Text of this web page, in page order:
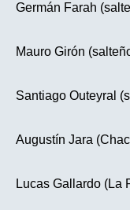
Germán Farah
Mauro Girón
Santiago Outeyral
Augustín Jara
Lucas Gallardo (La